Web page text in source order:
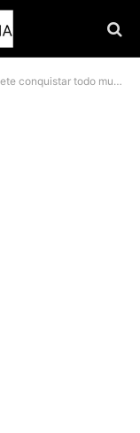
com seu suspense frenético